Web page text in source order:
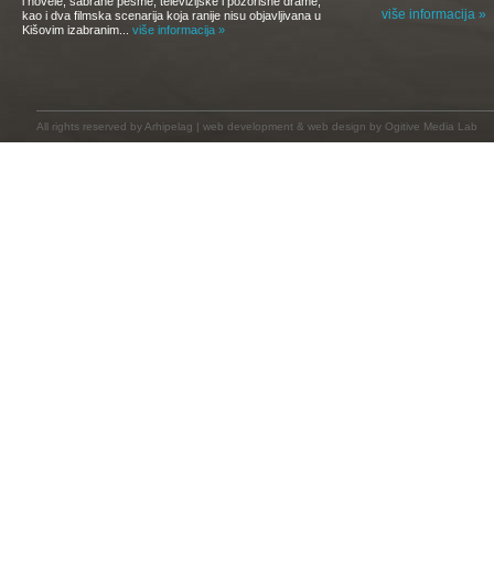
kao i dva filmska scenarija koja ranije nisu objavljivana u
Kišovim izabranim... više informacija »
više informacija »
All rights reserved by Arhipelag | web development & web design by Ogitive Media Lab